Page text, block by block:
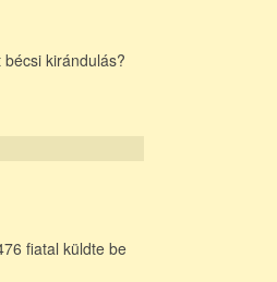
kirándulás?
fiatal küldte be